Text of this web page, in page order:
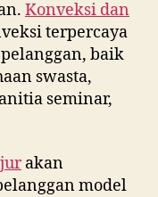
2251
Konveksi dan
terpercaya
baik
swasta,
seminar,
akan
model